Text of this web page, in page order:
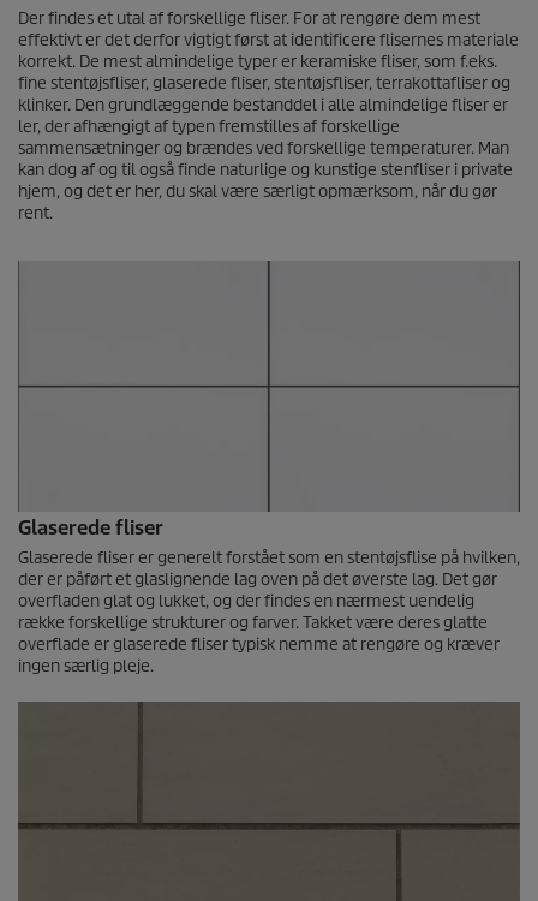
Der findes et utal af forskellige fliser. For at rengøre dem mest
effektivt er det derfor vigtigt først at identificere flisernes materiale
korrekt. De mest almindelige typer er keramiske fliser, som f.eks.
fine stentøjsfliser, glaserede fliser, stentøjsfliser, terrakottafliser og
klinker. Den grundlæggende bestanddel i alle almindelige fliser er
ler, der afhængigt af typen fremstilles af forskellige
sammensætninger og brændes ved forskellige temperaturer. Man
kan dog af og til også finde naturlige og kunstige stenfliser i private
hjem, og det er her, du skal være særligt opmærksom, når du gør
rent.
Glaserede fliser
Glaserede fliser er generelt forstået som en stentøjsflise på hvilken,
der er påført et glaslignende lag oven på det øverste lag. Det gør
overfladen glat og lukket, og der findes en nærmest uendelig
række forskellige strukturer og farver. Takket være deres glatte
overflade er glaserede fliser typisk nemme at rengøre og kræver
ingen særlig pleje.